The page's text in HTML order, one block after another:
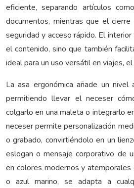
eficiente, separando artículos
documentos, mientras que el cierre
seguridad y acceso rápido. El
el contenido, sino que también
ideal para un uso versátil en viajes,
La asa ergonómica añade un nivel
permitiendo llevar el neceser
colgarlo en una maleta o integrarlo
neceser permite personalización
o grabado, convirtiéndolo en un
eslogan o mensaje corporativo de
en colores modernos y atemporales
o azul marino, se adapta a